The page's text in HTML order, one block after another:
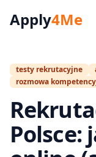
Apply4Me
testy rekrutacyjne
rozmowa
Polsce: